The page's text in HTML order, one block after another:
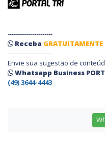
----------------------
Receba GRATUITAMENTE
----------------------
Envie sua sugestão de
Whatsapp Business
(49) 3644-4443